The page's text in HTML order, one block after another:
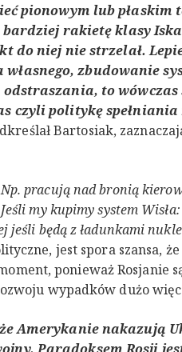
pionowym lub
rakietę klasy
do niej nie strzelał.
zbudowanie
odstraszania, to
czyli politykę spełniania
Bartosiak,
pracują nad bronią
my kupimy system
jeśli będą z ładunkami
jest spora szansa,
ponieważ Rosjanie
wypadków dużo
Amerykanie nakazują